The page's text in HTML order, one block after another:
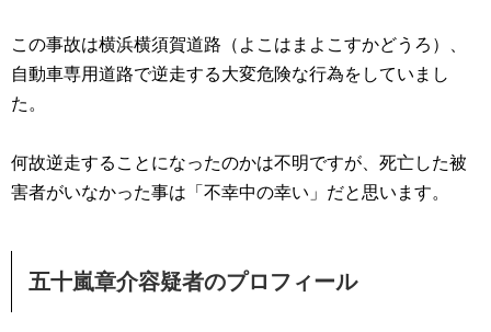
この事故は横浜横須賀道路（よこはまよこすかどうろ）、
自動車専用道路で逆走する大変危険な行為をしていまし
た。
何故逆走することになったのかは不明ですが、死亡した被
害者がいなかった事は「不幸中の幸い」だと思います。
五十嵐章介容疑者のプロフィール